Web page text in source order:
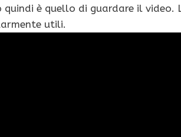
è quello di guardare il video.
utili.